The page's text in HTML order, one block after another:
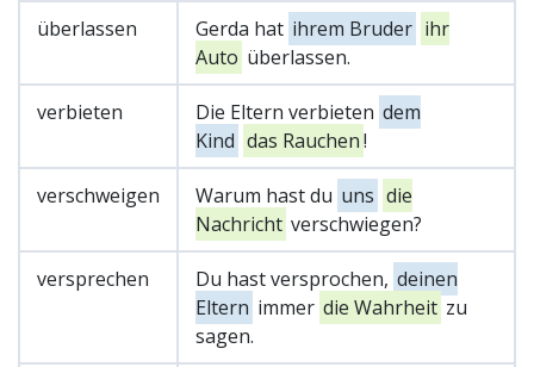
überlassen Gerda hat ihrem Bruder ihr
Auto überlassen.
verbieten Die Eltern verbieten dem
Kind das Rauchen!
verschweigen Warum hast du uns die
Nachricht verschwiegen?
versprechen Du hast versprochen, deinen
Eltern immer die Wahrheit zu
sagen.